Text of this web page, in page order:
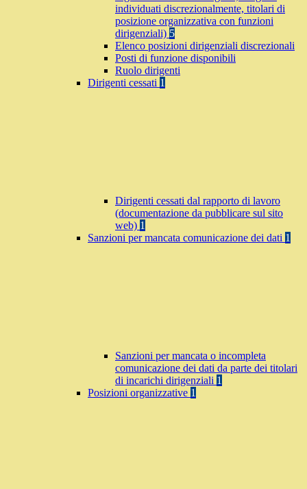
individuati discrezionalmente, titolari di
posizione organizzativa con funzioni
dirigenziali) 5
Elenco posizioni dirigenziali discrezionali
Posti di funzione disponibili
Ruolo dirigenti
Dirigenti cessati 1
Dirigenti cessati dal rapporto di lavoro
(documentazione da pubblicare sul sito
web) 1
Sanzioni per mancata comunicazione dei dati 1
Sanzioni per mancata o incompleta
comunicazione dei dati da parte dei titolari
di incarichi dirigenziali 1
Posizioni organizzative 1